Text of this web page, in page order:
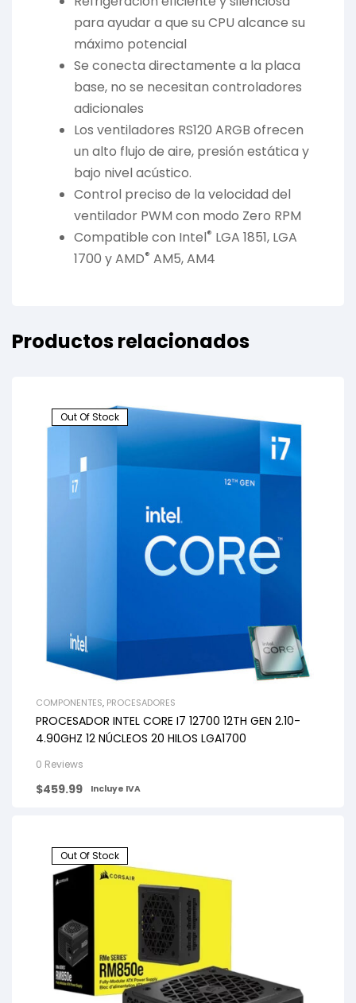
para ayudar a que su CPU alcance su
máximo potencial
Se conecta directamente a la placa
base, no se necesitan controladores
adicionales
Los ventiladores RS120 ARGB ofrecen
un alto flujo de aire, presión estática y
bajo nivel acústico.
Control preciso de la velocidad del
ventilador PWM con modo Zero RPM
Compatible con Intel® LGA 1851, LGA
1700 y AMD® AM5, AM4
Productos relacionados
Out Of Stock
COMPONENTES, PROCESADORES
PROCESADOR INTEL CORE I7 12700 12TH GEN 2.10-
4.90GHZ 12 NÚCLEOS 20 HILOS LGA1700
0 Reviews
$459.99 Incluye IVA
Out Of Stock